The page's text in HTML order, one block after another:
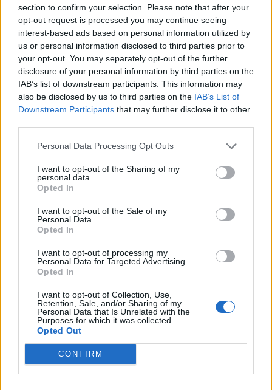
section to confirm your selection. Please note that after your
opt-out request is processed you may continue seeing
interest-based ads based on personal information utilized by
us or personal information disclosed to third parties prior to
your opt-out. You may separately opt-out of the further
disclosure of your personal information by third parties on the
IAB’s list of downstream participants. This information may
also be disclosed by us to third parties on the IAB’s List of
Downstream Participants that may further disclose it to other
Personal Data Processing Opt Outs
I want to opt-out of the Sharing of my
personal data.
Opted In
I want to opt-out of the Sale of my
Personal Data.
Opted In
I want to opt-out of processing my
Personal Data for Targeted Advertising.
Opted In
I want to opt-out of Collection, Use,
Retention, Sale, and/or Sharing of my
Personal Data that Is Unrelated with the
Purposes for which it was collected.
Opted Out
CONFIRM
ΡΟΗ ΕΙΔΗΣΕΩΝ
Κορυφώνεται η έξοδος του Αυγούστου – Πάνω από
λιμάνια της Αττικής
08/08/2026 - 14:30
Δυτική Αττική: Η επόμενη ημέρα μετά τις πυρκαγιές
– Τα έργα Antinero και η «μάχη» πριν από τις
βροχές
08/08/2026 - 14:08 ΕΛΛΑΔΑ
Ειδικό Χωροταξικό για τον Τουρισμό: Οι νέοι
κανόνες για επενδύσεις, νησιά και προορισμούς υπό
πίεση
08/08/2026 - 13:21 ΤΟΥΡΙΣΜΟΣ
Υπουργείο Εργασίας: Ο “χάρτης” των πληρωμών
από τον e-ΕΦΚΑ και τη ΔΥΠΑ έως τις 14 Αυγούστου
08/08/2026 - 12:58 ΟΙΚΟΝΟΜΙΑ